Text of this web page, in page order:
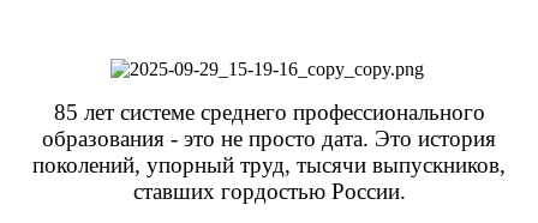
85 лет системе среднего профессионального
образования - это не просто дата. Это история
поколений, упорный труд, тысячи выпускников,
ставших гордостью России.